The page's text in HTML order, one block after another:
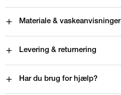
Materiale & vaskeanvisninger
Levering & returnering
Har du brug for hjælp?